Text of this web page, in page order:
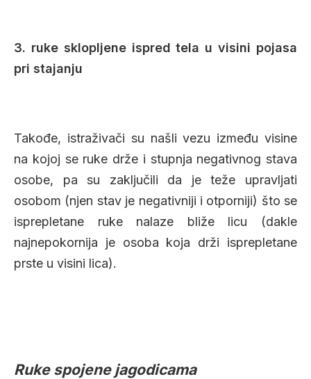
3. ruke sklopljene ispred tela u visini pojasa
pri stajanju
Takođe, istraživači su našli vezu između visine
na kojoj se ruke drže i stupnja negativnog stava
osobe, pa su zaključili da je teže upravljati
osobom (njen stav je negativniji i otporniji) što se
isprepletane ruke nalaze bliže licu (dakle
najnepokornija je osoba koja drži isprepletane
prste u visini lica).
Ruke spojene jagodicama